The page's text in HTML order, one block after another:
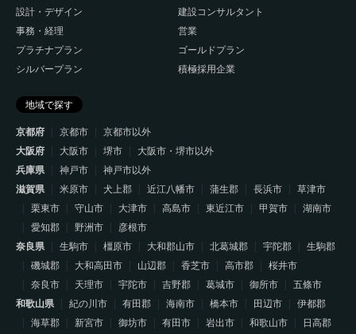
設計・デザイン
建設コンサルタント
事務・経理
営業
プラチナプラン
ゴールドプラン
シルバープラン
積極採用企業
地域で探す
京都府
京都市
京都市以外
大阪府
大阪市 堺市
大阪市・堺市以外
兵庫県
神戸市
神戸市以外
滋賀県
米原市 犬上郡 近江八幡市 蒲生郡 長浜市
草津市
栗東市
守山市 大津市 高島市 東近江市 甲賀市
湖南市
愛知郡
野洲市
彦根市
奈良県
生駒市 橿原市 大和郡山市 北葛城郡 宇陀郡
生駒郡
磯城郡
大和高田市 山辺郡 香芝市 高市郡
桜井市
奈良市
天理市 宇陀市 吉野郡 葛城市 御所市
五條市
和歌山県
紀の川市 有田郡 海南市 橋本市 田辺市
伊都郡
海草郡
新宮市 御坊市 有田市 岩出市 和歌山市 日高郡